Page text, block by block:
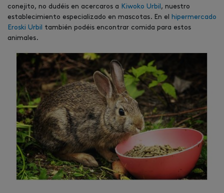
conejito, no dudéis en acercaros a
Kiwoko Urbil , nuestro
establecimiento especializado en mascotas. En el
hipermercado
Eroski Urbil también podéis encontrar comida para estos
animales.